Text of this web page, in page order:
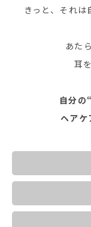
きっと、それは
あた
耳
自分の
ヘアケ